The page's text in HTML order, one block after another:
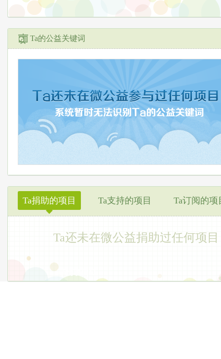
Ta的公益关键词
Ta捐助的项目
◆
Ta支持的项目 Ta订阅的项
Ta还未在微公益捐助过任何项目